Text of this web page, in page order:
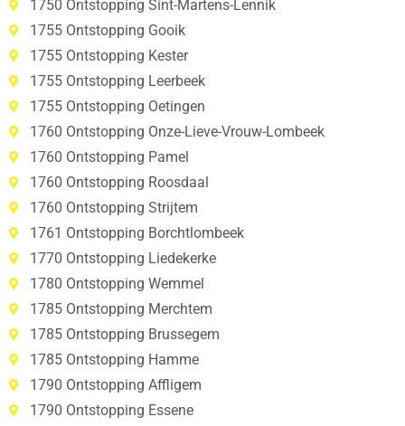
1750 Ontstopping Sint-Martens-Lennik
1755 Ontstopping Gooik
1755 Ontstopping Kester
1755 Ontstopping Leerbeek
1755 Ontstopping Oetingen
1760 Ontstopping Onze-Lieve-Vrouw-Lombeek
1760 Ontstopping Pamel
1760 Ontstopping Roosdaal
1760 Ontstopping Strijtem
1761 Ontstopping Borchtlombeek
1770 Ontstopping Liedekerke
1780 Ontstopping Wemmel
1785 Ontstopping Merchtem
1785 Ontstopping Brussegem
1785 Ontstopping Hamme
1790 Ontstopping Affligem
1790 Ontstopping Essene